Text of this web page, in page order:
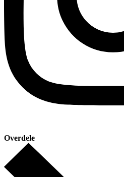
Overdele